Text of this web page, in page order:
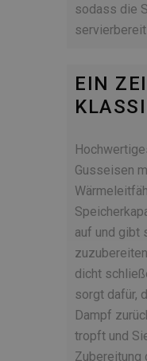
sodass die
EIN
Gusseisen
auf und gibt
dicht
sorgt dafür,
Dampf
tropft und
Zubereitung